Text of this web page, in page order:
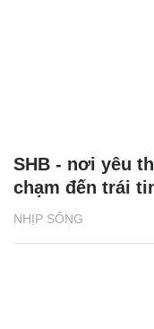
NHỊP SỐNG
SHB - nơi yêu
chạm đến trái